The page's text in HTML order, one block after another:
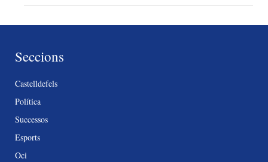
Seccions
Castelldefels
Política
Successos
Esports
Oci